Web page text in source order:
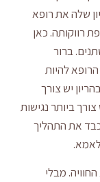
שלה את רופא
רווקותה. כאן
ברור
להיות
יש צורך
ביותר נגישות
את התהליך
מבלי